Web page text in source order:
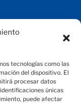
tecnologías como las
del dispositivo. El
procesar datos
únicas
puede afectar